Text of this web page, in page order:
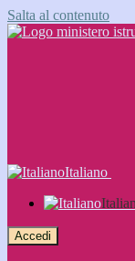
Salta al contenuto
Italiano
Accedi